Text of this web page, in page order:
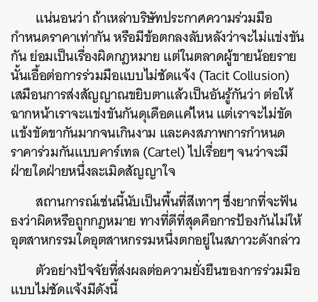
แน่นอนว่า ถ้าเหล่าบริษัทประกาศความร่วมมือ
กำหนดราคาเท่ากัน หรือมีข้อตกลงลับหลังว่าจะไม่แข่งขัน
กัน ย่อมเป็นเรื่องผิดกฎหมาย แต่ในตลาดผู้ขายน้อยราย
นั้นเอื้อต่อการร่วมมือแบบไม่ชัดแจ้ง (Tacit Collusion)
เสมือนการส่งสัญญาณขยิบตาแล้วเป็นอันรู้กันว่า ต่อให้
ฉากหน้าเราจะแข่งขันกันดุเดือดแค่ไหน แต่เราจะไม่ขัด
แข้งขัดขากันมากจนเกินงาม และคงสภาพการกำหนด
ราคาร่วมกันแบบคาร์เทล (Cartel) ไปเรื่อยๆ จนว่าจะมี
ฝ่ายใดฝ่ายหนึ่งละเมิดสัญญาใจ
สถานการณ์เช่นนี้นับเป็นพื้นที่สีเทาๆ ซึ่งยากที่จะฟัน
ธงว่าผิดหรือถูกกฎหมาย ทางที่ดีที่สุดคือการป้องกันไม่ให้
อุตสาหกรรมใดอุตสาหกรรมหนึ่งตกอยู่ในสภาวะดังกล่าว
ตัวอย่างปัจจัยที่ส่งผลต่อความยั่งยืนของการร่วมมือ
แบบไม่ชัดแจ้งมีดังนี้